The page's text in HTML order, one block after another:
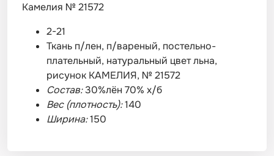
Камелия № 21572
2-21
Ткань п/лен, п/вареный, постельно-
плательный, натуральный цвет льна,
рисунок КАМЕЛИЯ, № 21572
Состав:30%лён 70% х/б
Вес (плотность):140
Ширина:150